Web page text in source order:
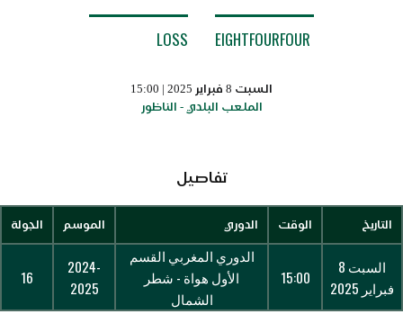
EIGHTFOURFOUR
LOSS
السبت 8 فبراير 2025 | 15:00
الملعب البلدي - الناظور
تفاصيل
التاريخ الوقت الدوري الموسم الجولة
السبت 8
فبراير 2025
15:00
الدوري المغربي القسم
الأول هواة - شطر
الشمال
2024-
2025
16